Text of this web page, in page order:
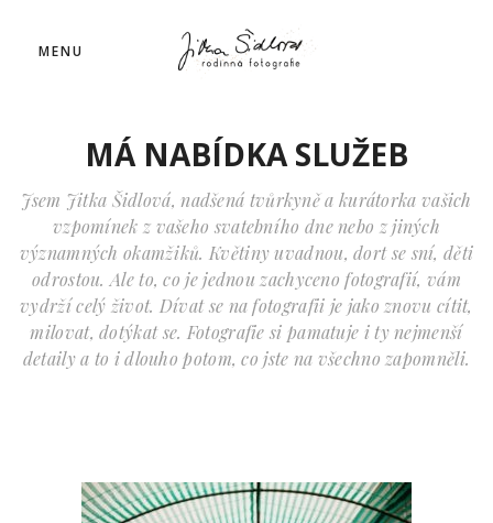
MENU
MÁ NABÍDKA SLUŽEB
Jsem Jitka Šidlová, nadšená tvůrkyně a kurátorka vašich
vzpomínek z vašeho svatebního dne nebo z jiných
významných okamžiků. Květiny uvadnou, dort se sní, děti
odrostou. Ale to, co je jednou zachyceno fotografií, vám
vydrží celý život. Dívat se na fotografii je jako znovu cítit,
milovat, dotýkat se. Fotografie si pamatuje i ty nejmenší
detaily a to i dlouho potom, co jste na všechno zapomněli.